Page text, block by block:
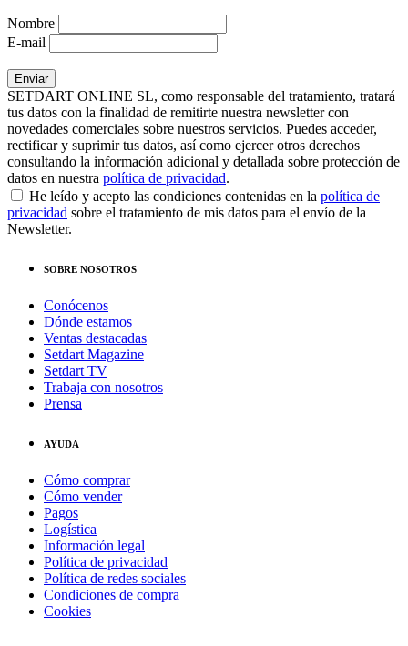
Nombre
E-mail
SETDART ONLINE SL, como responsable del tratamiento, tratará
tus datos con la finalidad de remitirte nuestra newsletter con
novedades comerciales sobre nuestros servicios. Puedes acceder,
rectificar y suprimir tus datos, así como ejercer otros derechos
consultando la información adicional y detallada sobre protección de
datos en nuestra política de privacidad.
He leído y acepto las condiciones contenidas en la política de
privacidad sobre el tratamiento de mis datos para el envío de la
Newsletter.
SOBRE NOSOTROS
Conócenos
Dónde estamos
Ventas destacadas
Setdart Magazine
Setdart TV
Trabaja con nosotros
Prensa
AYUDA
Cómo comprar
Cómo vender
Pagos
Logística
Información legal
Política de privacidad
Política de redes sociales
Condiciones de compra
Cookies